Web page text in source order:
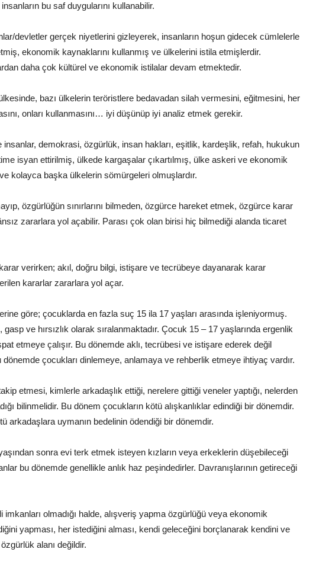
bu saf duygularını kullanabilir.
devletler gerçek niyetlerini gizleyerek, insanların hoşun gidecek cümlelerle
ekonomik kaynaklarını kullanmış ve ülkelerini istila etmişlerdir.
daha çok kültürel ve ekonomik istilalar devam etmektedir.
bazı ülkelerin teröristlere bedavadan silah vermesini, eğitmesini, her
onları kullanmasını… iyi düşünüp iyi analiz etmek gerekir.
insanlar, demokrasi, özgürlük, insan hakları, eşitlik, kardeşlik, refah, hukukun
isyan ettirilmiş, ülkede kargaşalar çıkartılmış, ülke askeri ve ekonomik
kolayca başka ülkelerin sömürgeleri olmuşlardır.
özgürlüğün sınırlarını bilmeden, özgürce hareket etmek, özgürce karar
zararlara yol açabilir. Parası çok olan birisi hiç bilmediği alanda ticaret
verirken; akıl, doğru bilgi, istişare ve tecrübeye dayanarak karar
kararlar zararlara yol açar.
göre; çocuklarda en fazla suç 15 ila 17 yaşları arasında işleniyormuş.
ve hırsızlık olarak sıralanmaktadır. Çocuk 15 – 17 yaşlarında ergenlik
etmeye çalışır. Bu dönemde aklı, tecrübesi ve istişare ederek değil
dönemde çocukları dinlemeye, anlamaya ve rehberlik etmeye ihtiyaç vardır.
etmesi, kimlerle arkadaşlık ettiği, nerelere gittiği veneler yaptığı, nelerden
bilinmelidir. Bu dönem çocukların kötü alışkanlıklar edindiği bir dönemdir.
arkadaşlara uymanın bedelinin ödendiği bir dönemdir.
sonra evi terk etmek isteyen kızların veya erkeklerin düşebileceği
bu dönemde genellikle anlık haz peşindedirler. Davranışlarının getireceği
imkanları olmadığı halde, alışveriş yapma özgürlüğü veya ekonomik
yapması, her istediğini alması, kendi geleceğini borçlanarak kendini ve
alanı değildir.